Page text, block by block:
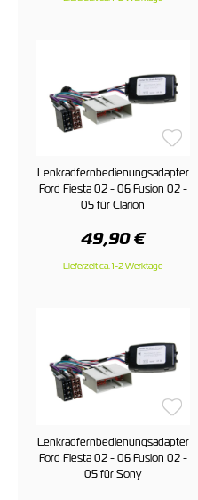
Lenkradfernbedienungsadapter
Ford Fiesta 02 - 06 Fusion 02 -
05 für Clarion
49,90 €
Lieferzeit ca. 1-2 Werktage
Lenkradfernbedienungsadapter
Ford Fiesta 02 - 06 Fusion 02 -
05 für Sony